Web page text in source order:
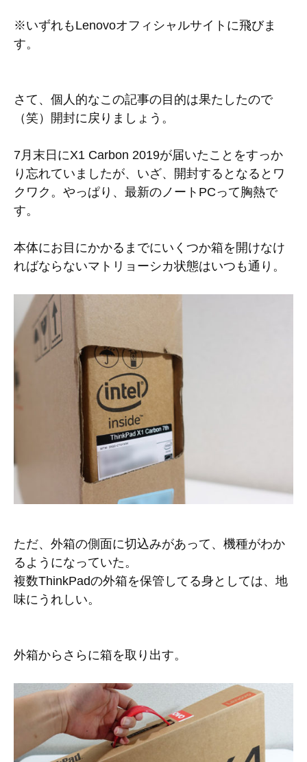
※いずれもLenovoオフィシャルサイトに飛びま
す。
さて、個人的なこの記事の目的は果たしたので
（笑）開封に戻りましょう。
7月末日にX1 Carbon 2019が届いたことをすっか
り忘れていましたが、いざ、開封するとなるとワ
クワク。やっぱり、最新のノートPCって胸熱で
す。
本体にお目にかかるまでにいくつか箱を開けなけ
ればならないマトリョーシカ状態はいつも通り。
ただ、外箱の側面に切込みがあって、機種がわか
るようになっていた。
複数ThinkPadの外箱を保管してる身としては、地
味にうれしい。
外箱からさらに箱を取り出す。